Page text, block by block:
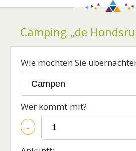
Camping „de
Wie möchten Sie
Wer kommt mit?
-